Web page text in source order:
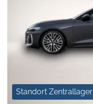
Standort Zentrallager